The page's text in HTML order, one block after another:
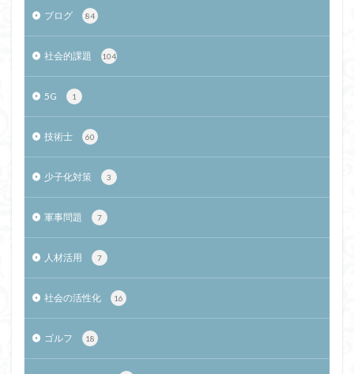
ブログ 84
社会的課題 104
5G 1
技術士 60
少子化対策 3
軍事問題 7
人材活用 7
社会の活性化 16
ゴルフ 18